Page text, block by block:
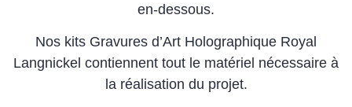
en-dessous.
Nos kits Gravures d’Art Holographique Royal
Langnickel contiennent tout le matériel nécessaire à
la réalisation du projet.